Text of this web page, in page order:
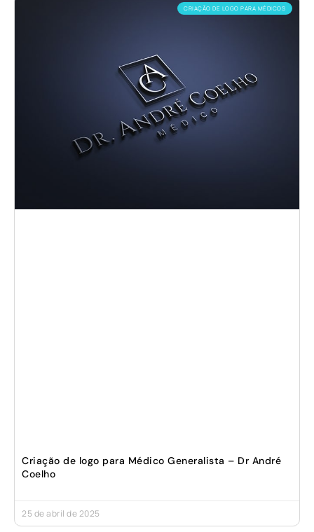
CRIAÇÃO DE LOGO PARA MÉDICOS
Criação de logo para Médico Generalista – Dr André
Coelho
25 de abril de 2025